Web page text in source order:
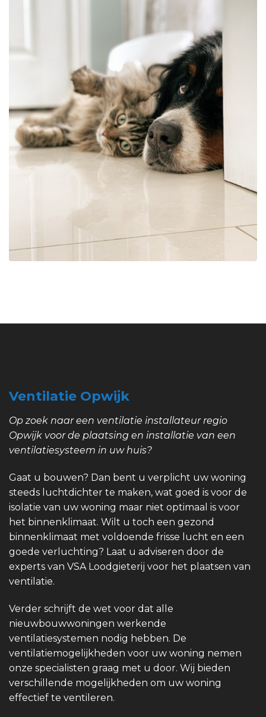
Ventilatie Opwijk
Op zoek naar een ventilatie installateur regio
Opwijk voor de plaatsing en installatie van een
ventilatiesysteem in uw huis?
Gaat u bouwen? Dan bent u verplicht uw woning
steeds luchtdichter te maken, wat goed is voor de
isolatie van uw woning maar niet optimaal is voor
het binnenklimaat. Wilt u toch een gezond
binnenklimaat met voldoende frisse lucht en een
goede verluchting? Laat u adviseren door de
experts van VSA Loodgieterij voor het plaatsen van
ventilatie.
Verder schrijft de wet voor dat alle
nieuwbouwwoningen werkende
ventilatiesystemen nodig hebben. De
ventilatiemogelijkheden voor uw woning nemen
onze specialisten graag met u door. Wij bieden
verschillende mogelijkheden om uw woning
effectief te ventileren.